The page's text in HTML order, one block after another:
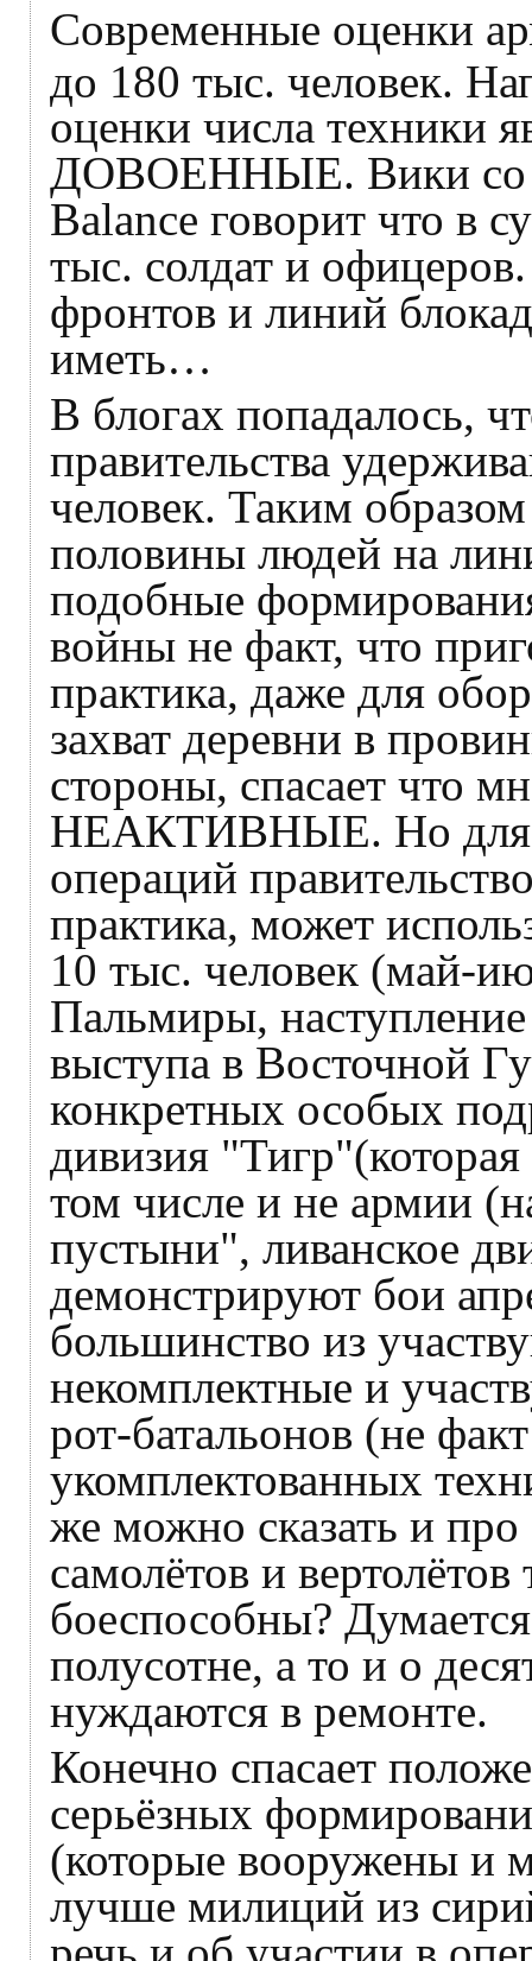
Современные оценки
до 180 тыс. человек.
оценки числа техники
ДОВОЕННЫЕ. Вики со
Balance говорит что в
тыс. солдат и
фронтов и линий
иметь…
В блогах попадалось,
правительства
человек. Таким
половины людей на
подобные
войны не факт, что
практика, даже для
захват деревни в
стороны, спасает что
НЕАКТИВНЫЕ. Но для
операций
практика, может
10 тыс. человек (май-
Пальмиры,
выступа в Восточной
конкретных особых
дивизия
том числе и не армии
пустыни", ливанское
демонстрируют бои
большинство из
некомплектные и
рот-батальонов (не
укомплектованных
же можно сказать и
самолётов и
боеспособны?
полусотне, а то и о
нуждаются в ремонте.
Конечно спасает
серьёзных
(которые вооружены и
лучше милиций из